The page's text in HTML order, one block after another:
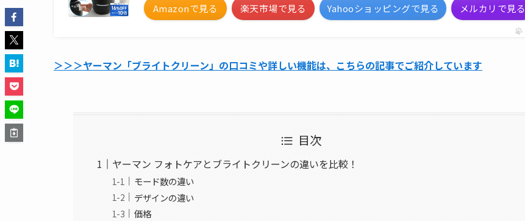
Amazonで見る 楽天市場で見る Yahooショッピングで見る メルカリで見る
＞＞＞ヤーマン「ブライトクリーン」の口コミや詳しい機能は、こちらの記事でご紹介しています
目次
ヤーマン フォトケアとブライトクリーンの違いを比較！
モード数の違い
デザインの違い
価格